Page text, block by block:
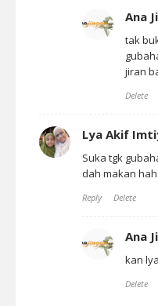
Ana
tak
jiran
Delete
Lya Akif
Suka tgk
dah makan
Reply Delete
Ana
kan
Delete